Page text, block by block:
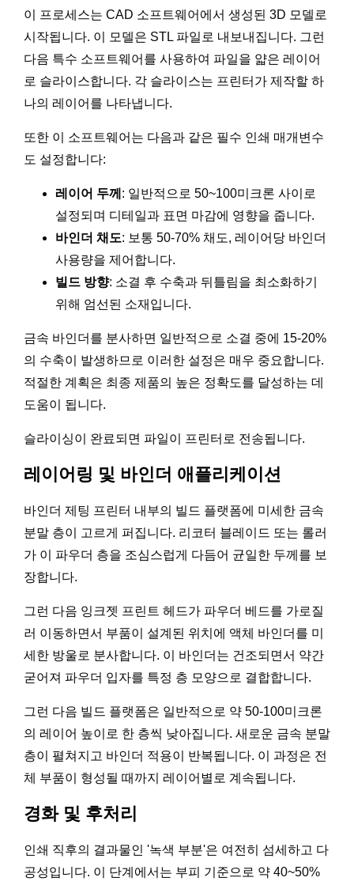
이 프로세스는 CAD 소프트웨어에서 생성된 3D 모델로
시작됩니다. 이 모델은 STL 파일로 내보내집니다. 그런
다음 특수 소프트웨어를 사용하여 파일을 얇은 레이어
로 슬라이스합니다. 각 슬라이스는 프린터가 제작할 하
나의 레이어를 나타냅니다.
또한 이 소프트웨어는 다음과 같은 필수 인쇄 매개변수
도 설정합니다:
레이어 두께 : 일반적으로 50~100미크론 사이로
설정되며 디테일과 표면 마감에 영향을 줍니다.
바인더 채도: 보통 50-70% 채도, 레이어당 바인더
사용량을 제어합니다.
빌드 방향: 소결 후 수축과 뒤틀림을 최소화하기
위해 엄선된 소재입니다.
금속 바인더를 분사하면 일반적으로 소결 중에 15-20%
의 수축이 발생하므로 이러한 설정은 매우 중요합니다.
적절한 계획은 최종 제품의 높은 정확도를 달성하는 데
도움이 됩니다.
슬라이싱이 완료되면 파일이 프린터로 전송됩니다.
레이어링 및 바인더 애플리케이션
바인더 제팅 프린터 내부의 빌드 플랫폼에 미세한 금속
분말 층이 고르게 퍼집니다. 리코터 블레이드 또는 롤러
가 이 파우더 층을 조심스럽게 다듬어 균일한 두께를 보
장합니다.
그런 다음 잉크젯 프린트 헤드가 파우더 베드를 가로질
러 이동하면서 부품이 설계된 위치에 액체 바인더를 미
세한 방울로 분사합니다. 이 바인더는 건조되면서 약간
굳어져 파우더 입자를 특정 층 모양으로 결합합니다.
그런 다음 빌드 플랫폼은 일반적으로 약 50-100미크론
의 레이어 높이로 한 층씩 낮아집니다. 새로운 금속 분말
층이 펼쳐지고 바인더 적용이 반복됩니다. 이 과정은 전
체 부품이 형성될 때까지 레이어별로 계속됩니다.
경화 및 후처리
인쇄 직후의 결과물인 '녹색 부분'은 여전히 섬세하고 다
공성입니다. 이 단계에서는 부피 기준으로 약 40~50%